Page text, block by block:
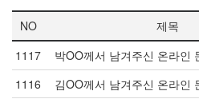
NO 제목
1117
박OO께서 남겨주신 온라인
1116
김OO께서 남겨주신 온라인